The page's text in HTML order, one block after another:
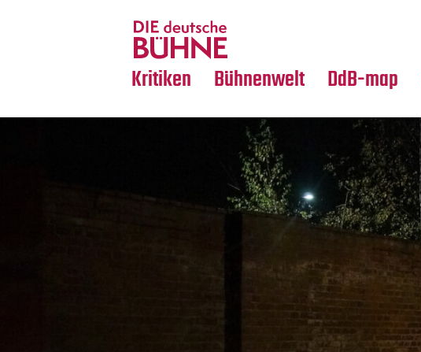
Kritiken
Crossover
Bühnenwelt
Medientipps
DdB-map